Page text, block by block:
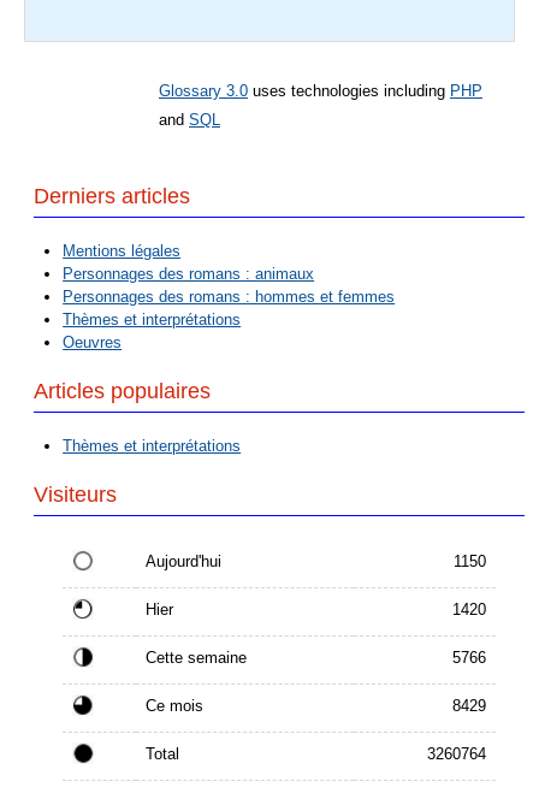
Glossary 3.0 uses technologies including PHP
and SQL
Derniers articles
Mentions légales
Personnages des romans : animaux
Personnages des romans : hommes et femmes
Thèmes et interprétations
Oeuvres
Articles populaires
Thèmes et interprétations
Visiteurs
Aujourd'hui 1150
Hier 1420
Cette semaine 5766
Ce mois 8429
Total 3260764